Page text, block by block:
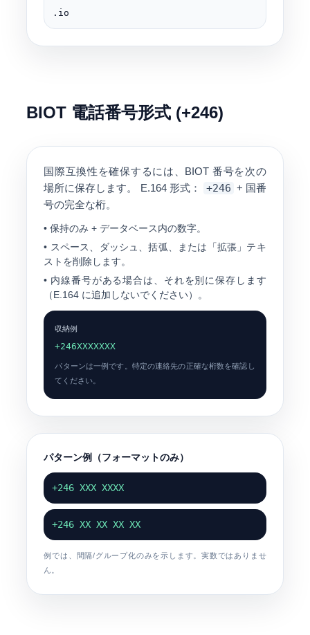
.io
BIOT 電話番号形式 (+246)
国際互換性を確保するには、BIOT 番号を次の
場所に保存します。 E.164形式： +246 + 国番
号の完全な桁。
• 保持のみ+ データベース内の数字。
• スペース、ダッシュ、括弧、または「拡張」テキ
ストを削除します。
• 内線番号がある場合は、それを別に保存します
（E.164 に追加しないでください）。
収納例
+246XXXXXXX
パターンは一例です。特定の連絡先の正確な桁数を確認し
てください。
パターン例（フォーマットのみ）
+246 XXX XXXX
+246 XX XX XX XX
例では、間隔/グループ化のみを示します。実数ではありませ
ん。